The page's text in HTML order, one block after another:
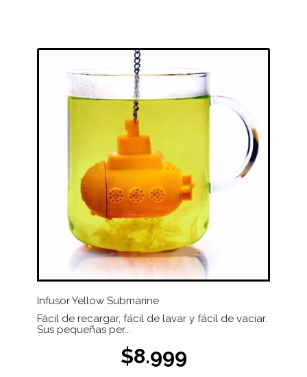
Infusor Yellow Submarine
Fácil de recargar, fácil de lavar y fácil de vaciar.
Sus pequeñas per...
$8.999